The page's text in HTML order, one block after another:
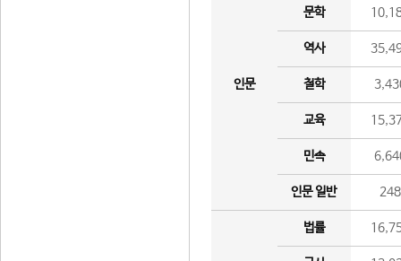
인문
문학
역사
철학
교육
민속
인문 일반 248
법률